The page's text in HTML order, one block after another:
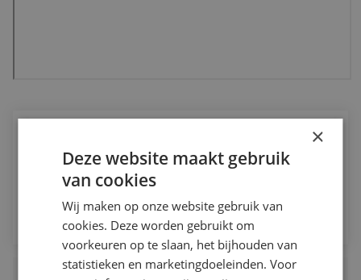
Ontvang de laatste vacatures in jouw vakgebied direct in je
mailbox.
MELD JE AAN
×
Deze website maakt gebruik
van cookies
Wij maken op onze website gebruik van
cookies. Deze worden gebruikt om
voorkeuren op te slaan, het bijhouden van
statistieken en marketingdoeleinden. Voor